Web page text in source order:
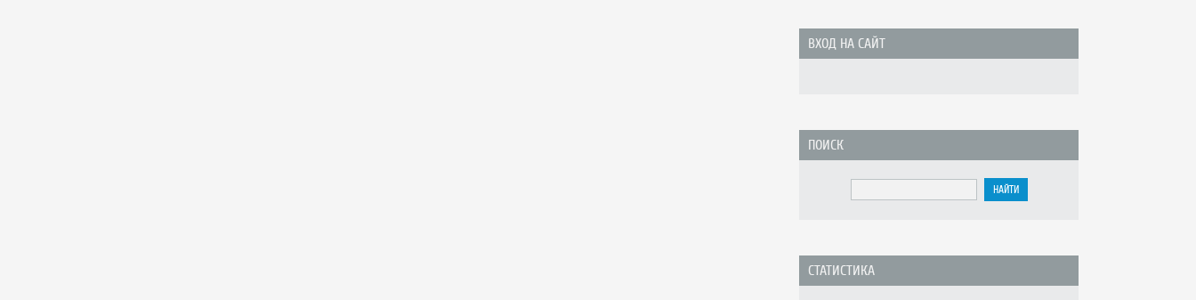
ВХОД НА САЙТ
ПОИСК
СТАТИСТИКА